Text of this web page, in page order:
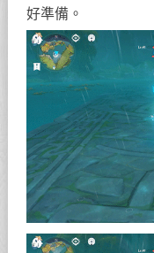
好準備。